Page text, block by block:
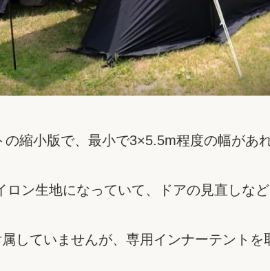
縮小版で、最小で3×5.5m程度の幅があ
ン生地になっていて、ドアの見直しな
していませんが、専用インナーテント